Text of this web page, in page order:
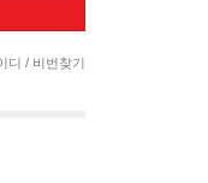
디 / 비번찾기